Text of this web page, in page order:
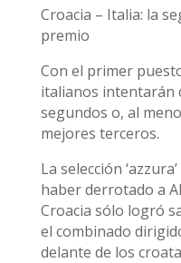
Croacia – Italia: la
premio
Con el primer
italianos intentarán
segundos o, al
mejores terceros.
La selección
haber derrotado a
Croacia sólo logró
el combinado
delante de los